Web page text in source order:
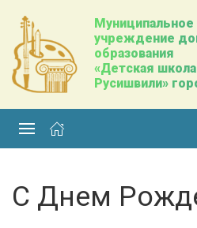
учреждение
образования
«Детская
Русишвили»
C Днем